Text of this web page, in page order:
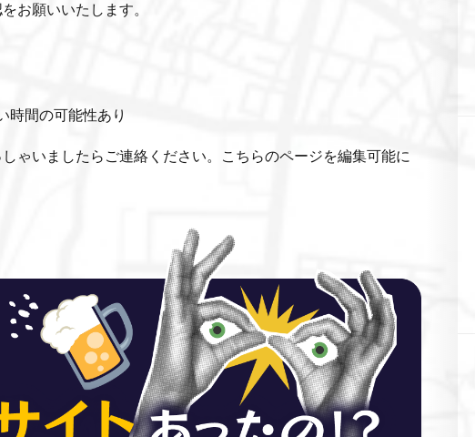
お願いいたします。
時間の可能性あり
ゃいましたらご連絡ください。こちらのページを編集可能に